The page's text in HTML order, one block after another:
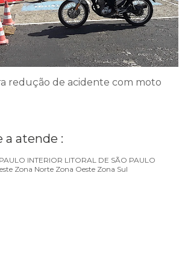
redução de acidente com moto
a atende :
INTERIOR LITORAL DE SÃO PAULO
Zona Norte Zona Oeste Zona Sul